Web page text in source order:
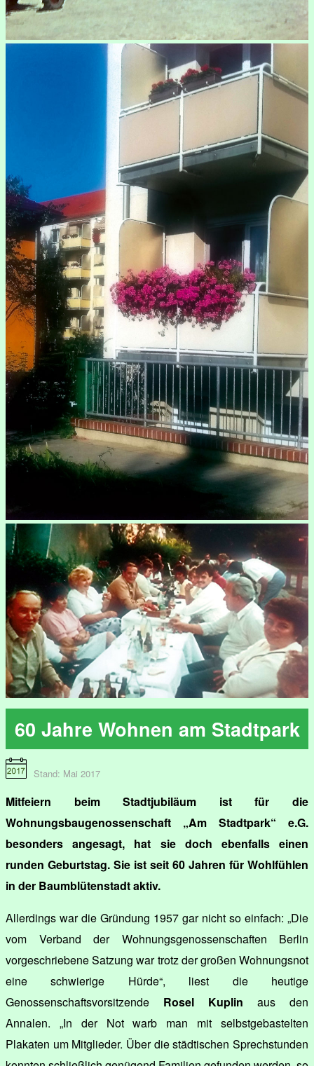
60 Jahre Wohnen am Stadtpark
Stand: Mai 2017
Mitfeiern beim Stadtjubiläum ist für die
Wohnungsbaugenossenschaft „Am Stadtpark“ e.G.
besonders angesagt, hat sie doch ebenfalls einen
runden Geburtstag. Sie ist seit 60 Jahren für Wohlfühlen
in der Baumblütenstadt aktiv.
Allerdings war die Gründung 1957 gar nicht so einfach: „Die
vom Verband der Wohnungsgenossenschaften Berlin
vorgeschriebene Satzung war trotz der großen Wohnungsnot
eine schwierige Hürde“, liest die heutige
Genossenschaftsvorsitzende Rosel Kuplin aus den
Annalen. „In der Not warb man mit selbstgebastelten
Plakaten um Mitglieder. Über die städtischen Sprechstunden